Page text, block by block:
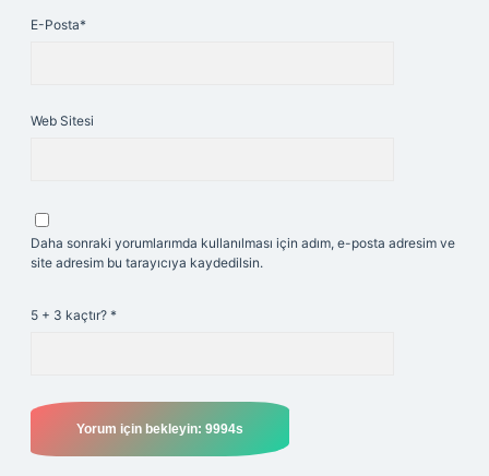
E-Posta*
Web Sitesi
Daha sonraki yorumlarımda kullanılması için adım, e-posta adresim ve
site adresim bu tarayıcıya kaydedilsin.
5 + 3 kaçtır? *